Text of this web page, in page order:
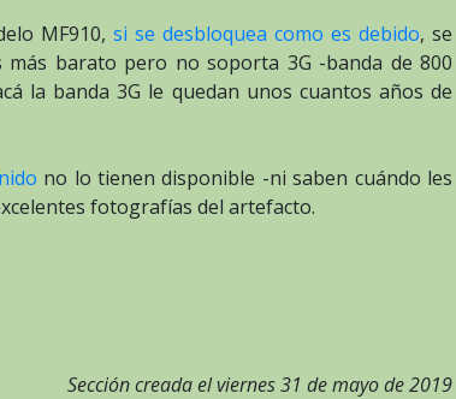
MF910, si se desbloquea como es debido, se
barato pero no soporta 3G -banda de 800
la banda 3G le quedan unos cuantos años de
no lo tienen disponible -ni saben cuándo les
fotografías del artefacto.
Sección creada el viernes 31 de mayo de 2019